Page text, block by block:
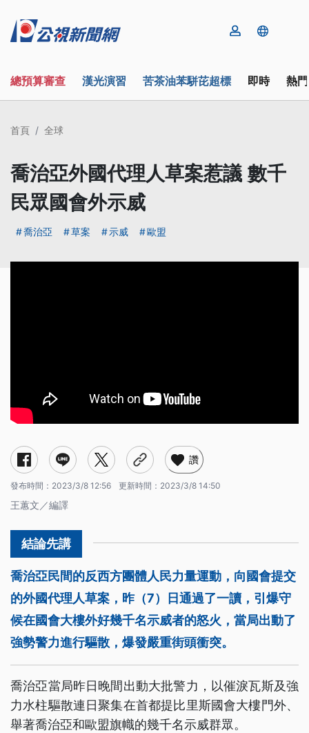
總預算審查 漢光演習 苦茶油苯駢芘超標 即時 熱
首頁 全球
喬治亞外國代理人草案惹議 數千
民眾國會外示威
喬治亞 草案 示威 歐盟
讚
發布時間： 2023/3/8 12:56 更新時間： 2023/3/8 14:50
王蕙文／編譯
喬治亞民間的反西方團體人民力量運動，向國會提交
的外國代理人草案，昨（7）日通過了一讀，引爆守
候在國會大樓外好幾千名示威者的怒火，當局出動了
強勢警力進行驅散，爆發嚴重街頭衝突。
喬治亞當局昨日晚間出動大批警力，以催淚瓦斯及強
力水柱驅散連日聚集在首都提比里斯國會大樓門外、
舉著喬治亞和歐盟旗幟的幾千名示威群眾。